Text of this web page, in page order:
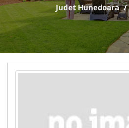
Judet Hunedoara /